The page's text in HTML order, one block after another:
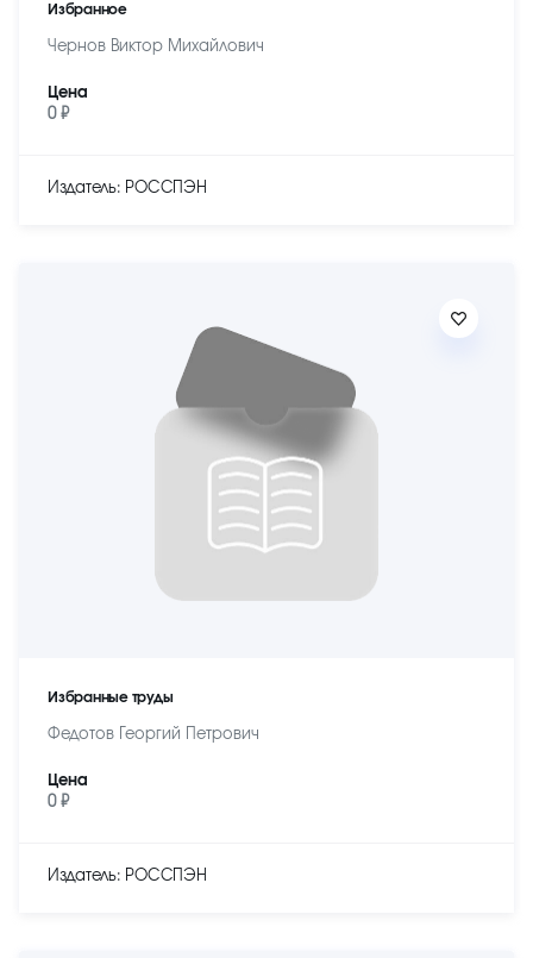
Избранное
Чернов Виктор Михайлович
Цена
0 ₽
Издатель: РОССПЭН
Избранные труды
Федотов Георгий Петрович
Цена
0 ₽
Издатель: РОССПЭН